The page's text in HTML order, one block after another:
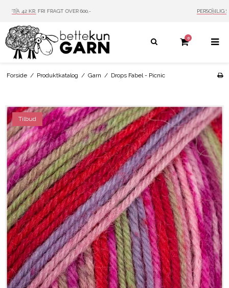
PERSONLIG SERVICE
0
Forside / Produktkatalog / Garn / Drops Fabel - Picnic
Tilbud